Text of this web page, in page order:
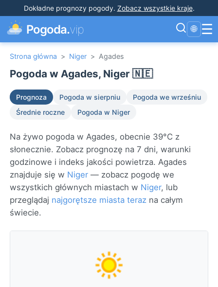
Dokładne prognozy pogody. Zobacz wszystkie kraje.
Pogoda.vip 🌐 ☰
Strona główna > Niger > Agades
Pogoda w Agades, Niger 🇳🇪
Prognoza Pogoda w sierpniu
Pogoda we wrześniu
Średnie roczne
Pogoda w Niger
Na żywo pogoda w Agades, obecnie 39°C z
słonecznie. Zobacz prognozę na 7 dni, warunki
godzinowe i indeks jakości powietrza. Agades
znajduje się w Niger — zobacz pogodę we
wszystkich głównych miastach w Niger, lub
przeglądaj najgorętsze miasta teraz na całym
świecie.